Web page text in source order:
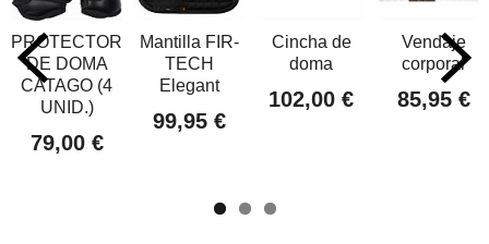
PROTECTOR
DE DOMA
CATAGO (4
UNID.)
79,00 €
Mantilla FIR-
TECH
Elegant
99,95 €
Cincha de
doma
102,00 €
Vendaje
corporal
85,95 €